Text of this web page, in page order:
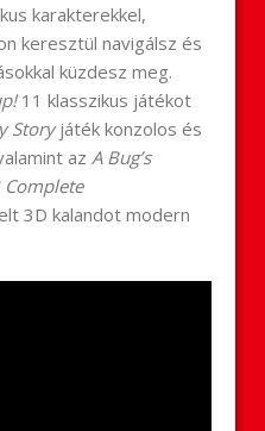
karakterekkel,
keresztül navigálsz és
küzdesz meg.
11 klasszikus játékot
Storyjáték konzolos és
azA Bug’s
Complete
3D kalandot modern